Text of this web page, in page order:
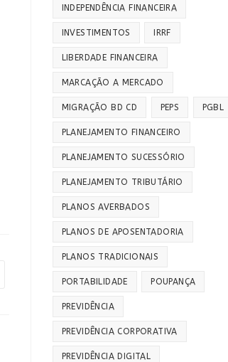
INDEPENDÊNCIA FINANCEIRA
INVESTIMENTOS IRRF
LIBERDADE FINANCEIRA
MARCAÇÃO A MERCADO
MIGRAÇÃO BD CD PEPS PGBL
PLANEJAMENTO FINANCEIRO
PLANEJAMENTO SUCESSÓRIO
PLANEJAMENTO TRIBUTÁRIO
PLANOS AVERBADOS
PLANOS DE APOSENTADORIA
PLANOS TRADICIONAIS
PORTABILIDADE POUPANÇA
PREVIDÊNCIA
PREVIDÊNCIA CORPORATIVA
PREVIDÊNCIA DIGITAL